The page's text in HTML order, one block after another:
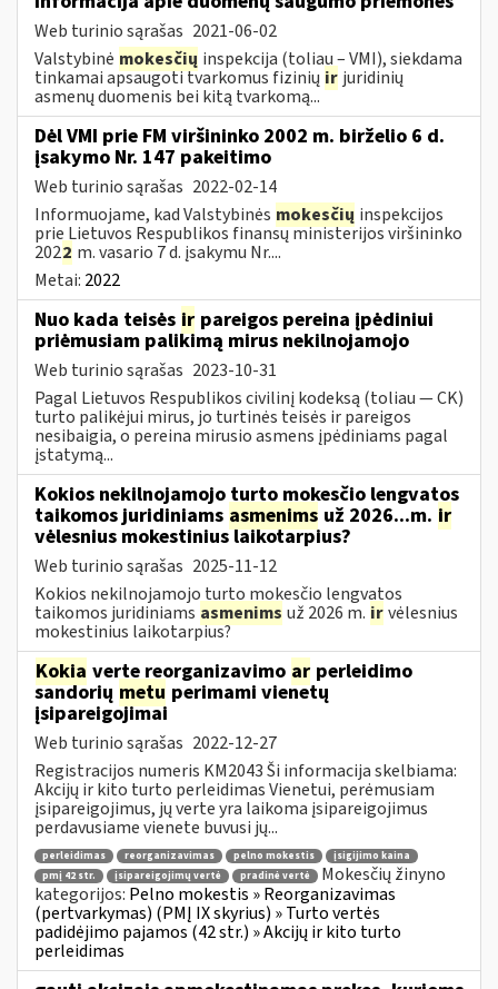
Web turinio sąrašas 2021-06-02
Valstybinė mokesčių inspekcija (toliau – VMI), siekdama
tinkamai apsaugoti tvarkomus fizinių ir juridinių
asmenų duomenis bei kitą tvarkomą...
Dėl VMI prie FM viršininko 2002 m. birželio 6 d.
įsakymo Nr. 147 pakeitimo
Web turinio sąrašas 2022-02-14
Informuojame, kad Valstybinės mokesčių inspekcijos
prie Lietuvos Respublikos finansų ministerijos viršininko
2022 m. vasario 7 d. įsakymu Nr....
Metai: 2022
Nuo kada teisės ir pareigos pereina įpėdiniui
priėmusiam palikimą mirus nekilnojamojo
Web turinio sąrašas 2023-10-31
Pagal Lietuvos Respublikos civilinį kodeksą (toliau ― CK)
turto palikėjui mirus, jo turtinės teisės ir pareigos
nesibaigia, o pereina mirusio asmens įpėdiniams pagal
įstatymą...
Kokios nekilnojamojo turto mokesčio lengvatos
taikomos juridiniams asmenims už 2026...m. ir
vėlesnius mokestinius laikotarpius?
Web turinio sąrašas 2025-11-12
Kokios nekilnojamojo turto mokesčio lengvatos
taikomos juridiniams asmenims už 2026 m. irvėlesnius
mokestinius laikotarpius?
Kokia verte reorganizavimo ar perleidimo
sandorių metu perimami vienetų
įsipareigojimai
Web turinio sąrašas 2022-12-27
Registracijos numeris KM2043 Ši informacija skelbiama:
Akcijų ir kito turto perleidimas Vienetui, perėmusiam
įsipareigojimus, jų verte yra laikoma įsipareigojimus
perdavusiame vienete buvusi jų...
perleidimas reorganizavimas pelno mokestis
įsigijimo kaina
pmį 42 str.
įsipareigojimų vertė pradinė vertė
Mokesčių žinyno
kategorijos: Pelno mokestis » Reorganizavimas
(pertvarkymas) (PMĮ IX skyrius) » Turto vertės
padidėjimo pajamos (42 str.) » Akcijų ir kito turto
perleidimas